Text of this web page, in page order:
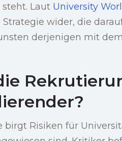
Laut University
wider, die
derjenigen mit
Risiken für